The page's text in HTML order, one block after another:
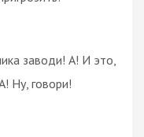
заводи! А! И это,
Ну, говори!